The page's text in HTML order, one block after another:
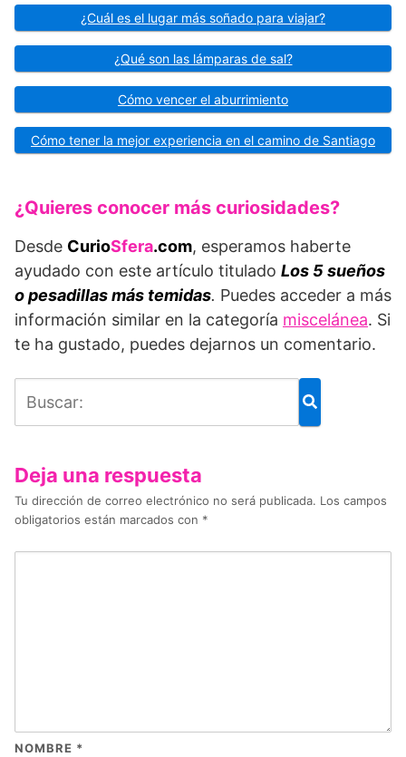
¿Cuál es el lugar más soñado para viajar?
¿Qué son las lámparas de sal?
Cómo vencer el aburrimiento
Cómo tener la mejor experiencia en el camino de Santiago
¿Quieres conocer más curiosidades?
Desde CurioSfera.com, esperamos haberte
ayudado con este artículo titulado Los 5 sueños
o pesadillas más temidas. Puedes acceder a más
información similar en la categoría miscelánea. Si
te ha gustado, puedes dejarnos un comentario.
Deja una respuesta
Tu dirección de correo electrónico no será publicada. Los campos
obligatorios están marcados con *
NOMBRE *